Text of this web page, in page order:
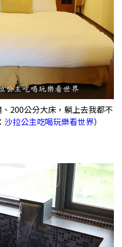
200公分大床，躺上去我都不
沙拉公主吃喝玩樂看世界）